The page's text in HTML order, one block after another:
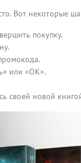
Вот некоторые
покупку.
или «ОК».
своей новой